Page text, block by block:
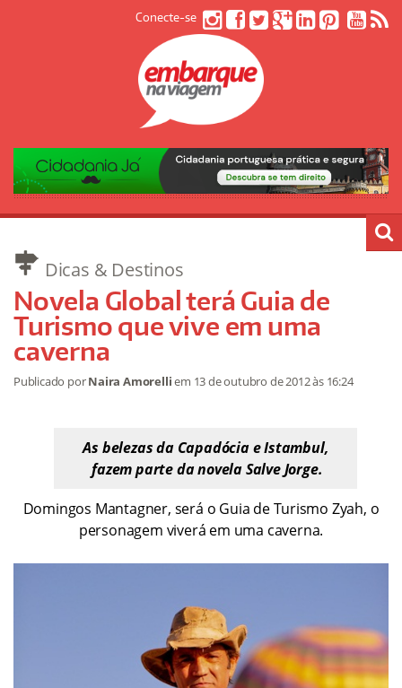
Conecte-se
Dicas & Destinos
Novela Global terá Guia de
Turismo que vive em uma
caverna
Publicado porNaira Amorelliem 13 de outubro de 2012às 16:24
As belezas da Capadócia e Istambul,
fazem parte da novela Salve Jorge.
Domingos Mantagner, será o Guia de Turismo Zyah, o
personagem viverá em uma caverna.